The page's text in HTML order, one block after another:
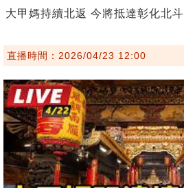
大甲媽持續北返 今將抵達彰化北斗
直播時間：2026/04/23 12:00